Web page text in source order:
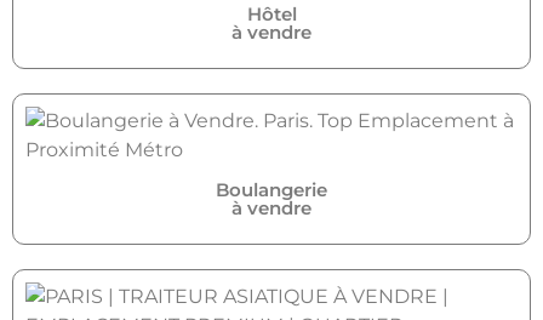
Hôtel
à vendre
Boulangerie
à vendre